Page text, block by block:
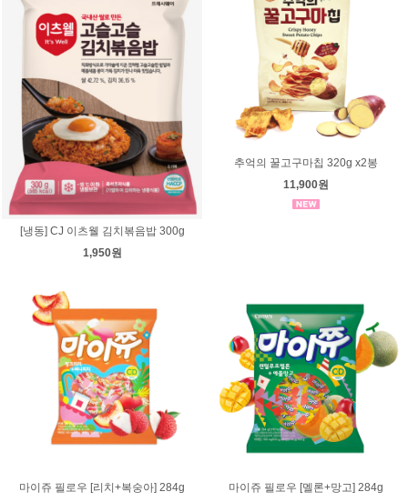
[냉동] CJ 이츠웰 김치볶음밥 300g
1,950원
추억의 꿀고구마칩 320g x2봉
11,900원
마이쥬 필로우 [리치+복숭아] 284g
마이쥬 필로우 [멜론+망고] 284g